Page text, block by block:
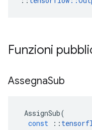
Funzioni
AssegnaSub
AssignSub(
const
::